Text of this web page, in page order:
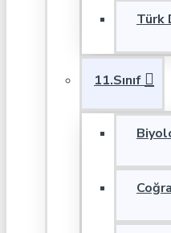
Türk
11.Sınıf